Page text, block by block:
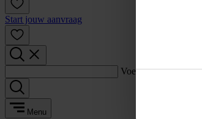
Start jouw aanvraag
Voer een zoekterm
Menu